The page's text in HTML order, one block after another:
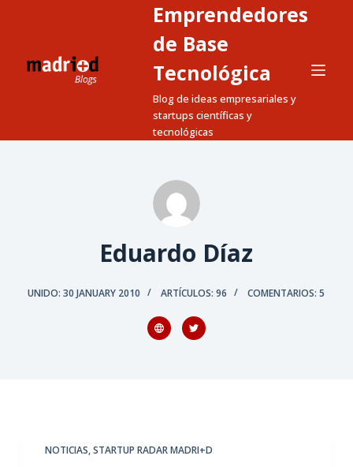
a
Emprendedores
de Base
Tecnológica
Blog de ideas empresariales y
startups científicas y
tecnológicas
Eduardo Díaz
UNIDO: 30 JANUARY 2010 ARTÍCULOS: 96 COMENTARIOS: 5
NOTICIAS,STARTUP RADAR MADRI+D